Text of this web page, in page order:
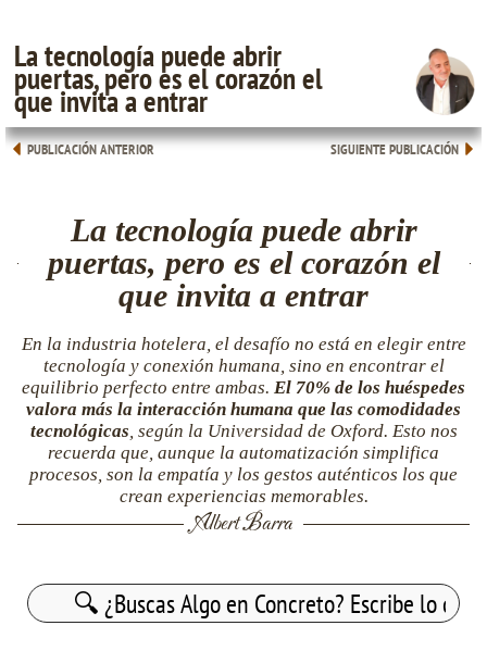
La tecnología puede abrir
puertas, pero es el corazón el
que invita a entrar
PUBLICACIÓN ANTERIOR SIGUIENTE PUBLICACIÓN
La tecnología puede abrir
puertas, pero es el corazón el
que invita a entrar
En la industria hotelera, el desafío no está en elegir entre
tecnología y conexión humana, sino en encontrar el
equilibrio perfecto entre ambas. El 70% de los huéspedes
valora más la interacción humana que las comodidades
tecnológicas, según la Universidad de Oxford. Esto nos
recuerda que, aunque la automatización simplifica
procesos, son la empatía y los gestos auténticos los que
crean experiencias memorables.
Albert Barra
Buscar: